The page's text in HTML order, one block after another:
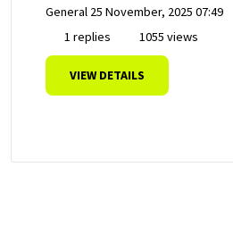
General 25 November, 2025 07:49
1 replies
1055 views
VIEW DETAILS